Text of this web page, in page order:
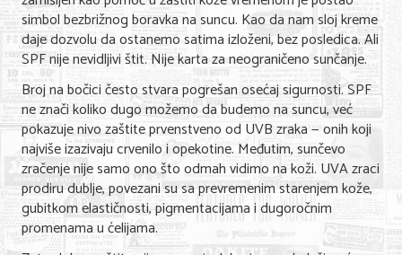
Nega lica i tela
Shopping
Sve za venčanje
Sve za decu
Kuća i bašta
Gastronomija
Sport i rekreacija
simbol bezbrižnog boravka na suncu. Kao da nam sloj kreme
daje dozvolu da ostanemo satima izloženi, bez posledica. Ali
SPF nije nevidljivi štit. Nije karta za neograničeno sunčanje.
Broj na bočici često stvara pogrešan osećaj sigurnosti. SPF
ne znači koliko dugo možemo da budemo na suncu, već
pokazuje nivo zaštite prvenstveno od UVB zraka — onih koji
najviše izazivaju crvenilo i opekotine. Međutim, sunčevo
zračenje nije samo ono što odmah vidimo na koži. UVA zraci
prodiru dublje, povezani su sa prevremenim starenjem kože,
gubitkom elastičnosti, pigmentacijama i dugoročnim
promenama u ćelijama.